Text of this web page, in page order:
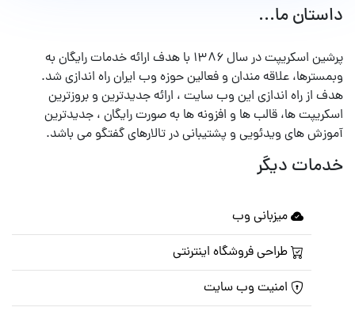
داستان ما...
پرشین اسکریپت در سال ۱۳۸۶ با هدف ارائه خدمات رایگان به
وبمسترها، علاقه مندان و فعالین حوزه وب ایران راه اندازی شد.
هدف از راه اندازی این وب سایت ، ارائه جدیدترین و بروزترین
اسکریپت ها، قالب ها و افزونه ها به صورت رایگان ، جدیدترین
آموزش های ویدئویی و پشتیبانی در تالارهای گفتگو می باشد.
خدمات دیگر
میزبانی وب
طراحی فروشگاه اینترنتی
امنیت وب سایت